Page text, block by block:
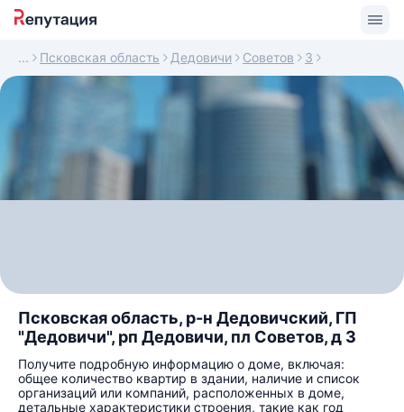
Псковская область Дедовичи Советов 3
Псковская область, р-н Дедовичский, ГП
"Дедовичи", рп Дедовичи, пл Советов, д 3
Получите подробную информацию о доме, включая:
общее количество квартир в здании, наличие и список
организаций или компаний, расположенных в доме,
детальные характеристики строения, такие как год